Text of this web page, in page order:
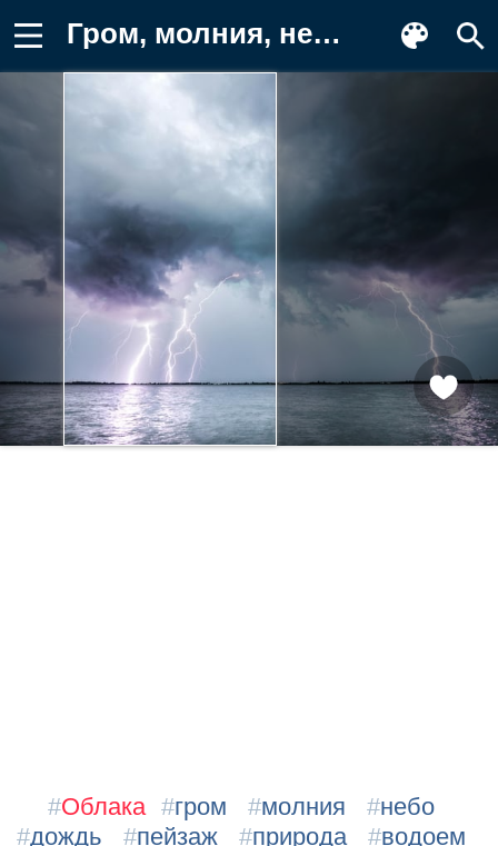
Гром, молния, небо, дождь, пейзаж Картинка на телефон
#Облака #гром #молния #небо
#дождь #пейзаж #природа #водоем